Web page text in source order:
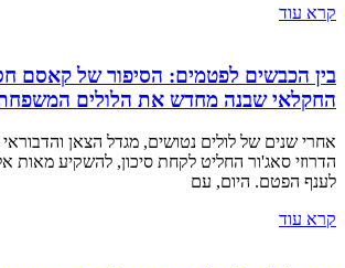
קרא עוד
בין הכבשים לפטמים: הסיפור של קאסם
החקלאי שבנה מחדש את הלולים
אחרי שנים של לולים נטושים, מגדל הצאן
הדרוזי סאג'ור החליט לקחת סיכון, להשקיע מאות
לענף הפטם. היום, עם
קרא עוד